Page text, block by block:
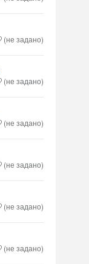
(не задано)
(не задано)
(не задано)
(не задано)
(не задано)
(не задано)